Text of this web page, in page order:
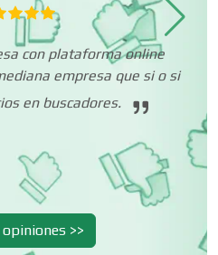
con plataforma online
empresa que si o si
en buscadores.
>>